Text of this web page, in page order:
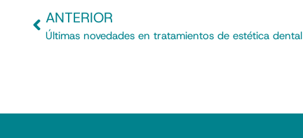
ANTERIOR
Últimas novedades en tratamientos de estética dental